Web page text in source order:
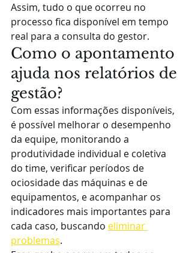
Assim, tudo o que ocorreu no
processo fica disponível em tempo
real para a consulta do gestor.
Como o apontamento
ajuda nos relatórios de
gestão?
Com essas informações disponíveis,
é possível melhorar o desempenho
da equipe, monitorando a
produtividade individual e coletiva
do time, verificar períodos de
ociosidade das máquinas e de
equipamentos, e acompanhar os
indicadores mais importantes para
cada caso, buscando eliminar
problemas.